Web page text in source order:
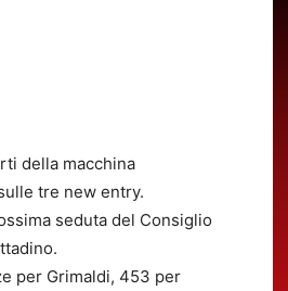
della macchina
tre new entry.
seduta del Consiglio
per Grimaldi, 453 per